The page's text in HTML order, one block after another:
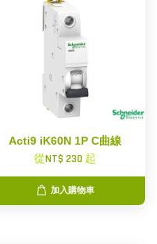
Acti9 iK60N 1P C曲線
從NT$ 230 起
加入購物車